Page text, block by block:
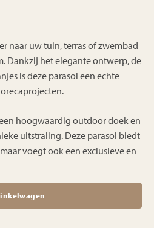
naar uw tuin, terras of zwembad
Dankzij het elegante ontwerp, de
is deze parasol een echte
hoogwaardig outdoor doek en
uitstraling. Deze parasol biedt
voegt ook een exclusieve en